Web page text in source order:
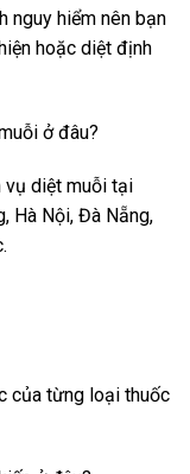
nguy hiểm nên bạn
hoặc diệt định
ở đâu?
vụ diệt muỗi tại
Hà Nội, Đà Nẵng,
của từng loại thuốc